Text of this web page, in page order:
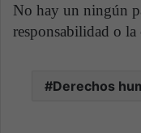
No hay un ningún
responsabilidad o
Derechos